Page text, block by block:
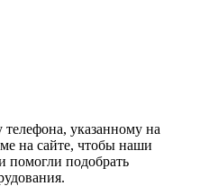
телефона, указанному на
на сайте, чтобы наши
помогли подобрать